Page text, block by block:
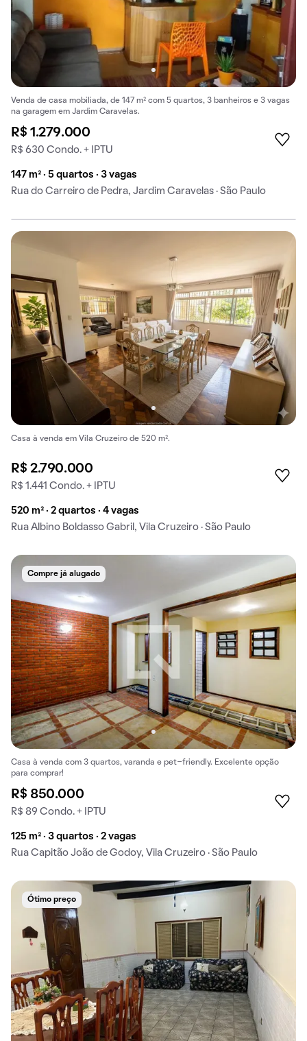
Venda de casa mobiliada, de 147 m² com 5 quartos, 3 banheiros e 3 vagas
na garagem em Jardim Caravelas.
R$ 1.279.000
R$ 630 Condo. + IPTU
147 m² · 5 quartos · 3 vagas
Rua do Carreiro de Pedra, Jardim Caravelas · São Paulo
Casa à venda em Vila Cruzeiro de 520 m².
R$ 2.790.000
R$ 1.441 Condo. + IPTU
520 m² · 2 quartos · 4 vagas
Rua Albino Boldasso Gabril, Vila Cruzeiro · São Paulo
Compre já alugado
Casa à venda com 3 quartos, varanda e pet-friendly. Excelente opção
para comprar!
R$ 850.000
R$ 89 Condo. + IPTU
125 m² · 3 quartos · 2 vagas
Rua Capitão João de Godoy, Vila Cruzeiro · São Paulo
Ótimo preço